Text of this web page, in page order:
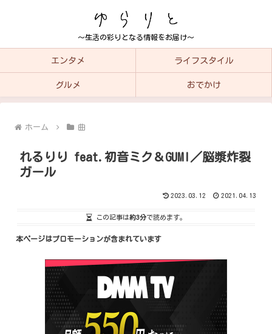
～生活の彩りとなる情報をお届け～
エンタメ ライフスタイル
グルメ おでかけ
ホーム 曲
れるりり feat.初音ミク＆GUMI／脳漿炸裂
ガール
2023.03.12 2021.04.13
この記事は約3分で読めます。
本ページはプロモーションが含まれています